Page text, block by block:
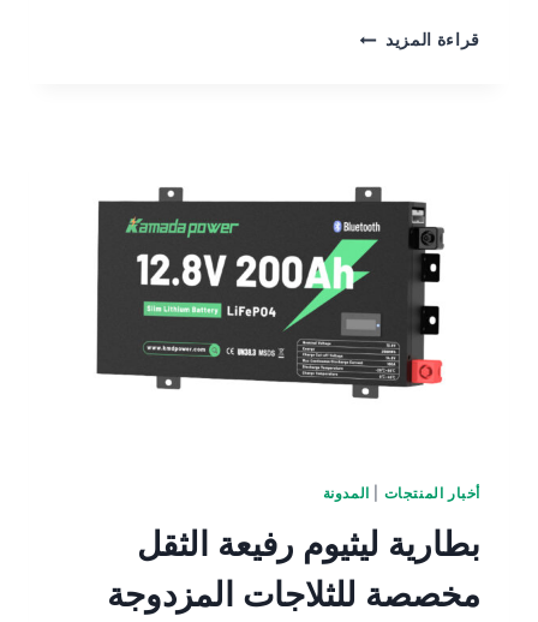
قراءة المزيد
أخبار المنتجات المدونة
بطارية ليثيوم رفيعة الثقل
مخصصة للثلاجات المزدوجة